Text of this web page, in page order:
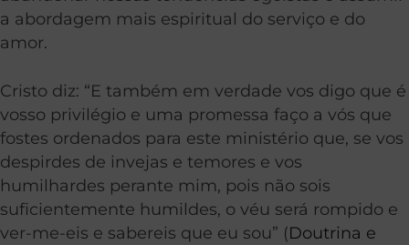
a abordagem mais espiritual do serviço e do
amor.
Cristo diz: “E também em verdade vos digo que é
vosso privilégio e uma promessa faço a vós que
fostes ordenados para este ministério que, se vos
despirdes de invejas e temores e vos
humilhardes perante mim, pois não sois
suficientemente humildes, o véu será rompido e
ver-me-eis e sabereis que eu sou” (Doutrina e